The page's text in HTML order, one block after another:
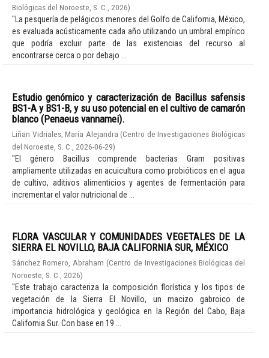
Biológicas del Noroeste, S. C.
2026)
"La pesquería de pelágicos menores del Golfo de California, México,
es evaluada acústicamente cada año utilizando un umbral empírico
que podría excluir parte de las existencias del recurso al
encontrarse cerca o por debajo ...
Estudio genómico y caracterización de Bacillus safensis
BS1-A y BS1-B, y su uso potencial en el cultivo de camarón
blanco (Penaeus vannamei).
Liñan Vidriales, María Alejandra (Centro de Investigaciones Biológicas
del Noroeste, S. C.
2026-06-29)
"El género Bacillus comprende bacterias Gram positivas
ampliamente utilizadas en acuicultura como probióticos en el agua
de cultivo, aditivos alimenticios y agentes de fermentación para
incrementar el valor nutricional de ...
FLORA VASCULAR Y COMUNIDADES VEGETALES DE LA
SIERRA EL NOVILLO, BAJA CALIFORNIA SUR, MÉXICO
Sánchez Romero, Abraham (Centro de Investigaciones Biológicas del
Noroeste, S. C.
2026)
"Este trabajo caracteriza la composición florística y los tipos de
vegetación de la Sierra El Novillo, un macizo gabroico de
importancia hidrológica y geológica en la Región del Cabo, Baja
California Sur. Con base en 19 ...